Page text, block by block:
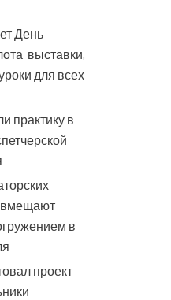
День
выставки,
для всех
практику в
в
проект